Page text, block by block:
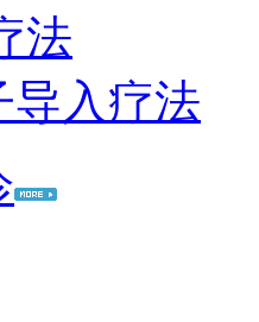
法
导入疗法